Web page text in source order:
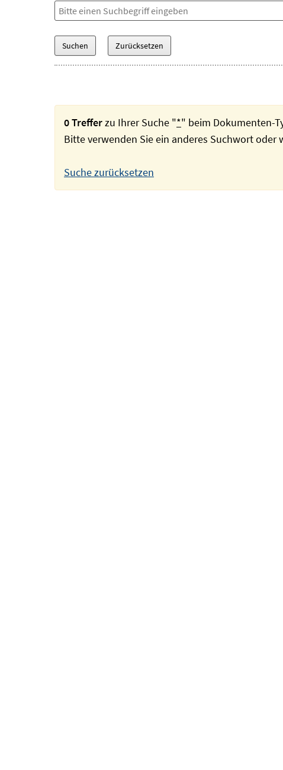
0 Trefferzu Ihrer Suche "*" beim Dokumenten-
Bitte verwenden Sie ein anderes Suchwort
Suche zurücksetzen